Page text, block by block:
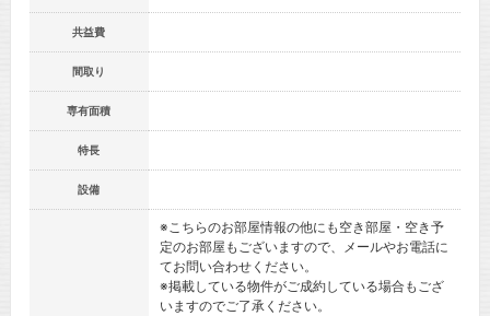
共益費
間取り
専有面積
特長
設備
※こちらのお部屋情報の他にも空き部屋・空き予
定のお部屋もございますので、メールやお電話に
てお問い合わせください。
※掲載している物件がご成約している場合もござ
いますのでご了承ください。